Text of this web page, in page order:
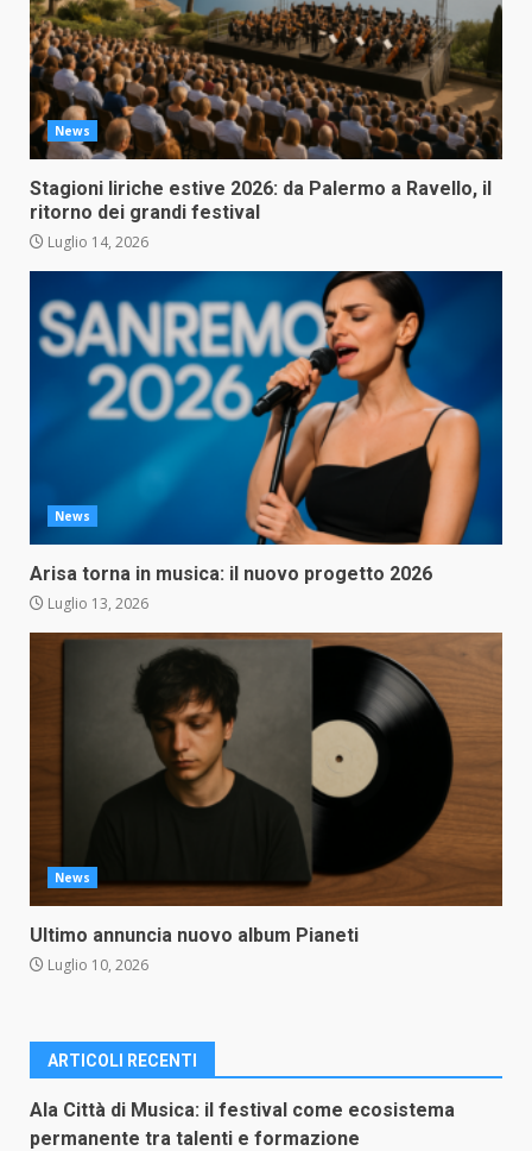
News
Stagioni liriche estive 2026: da Palermo a Ravello, il
ritorno dei grandi festival
Luglio 14, 2026
News
Arisa torna in musica: il nuovo progetto 2026
Luglio 13, 2026
News
Ultimo annuncia nuovo album Pianeti
Luglio 10, 2026
ARTICOLI RECENTI
Ala Città di Musica: il festival come ecosistema
permanente tra talenti e formazione